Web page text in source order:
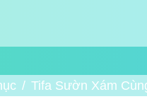
Tifa Sườn Xám